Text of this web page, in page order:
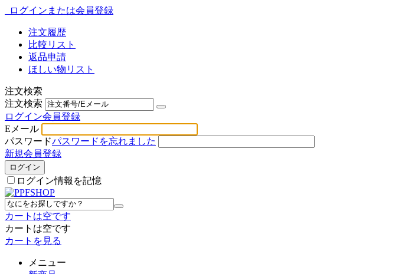
ログインまたは会員登録
注文履歴
比較リスト
返品申請
ほしい物リスト
注文検索
注文検索
ログイン会員登録
Eメール
パスワードパスワードを忘れました
新規会員登録
ログイン
ログイン情報を記憶
カートは空です
カートは空です
カートを見る
メニュー